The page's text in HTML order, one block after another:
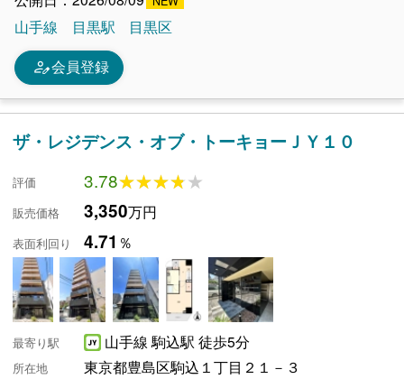
山手線
目黒駅 目黒区
person_edit会員登録
ザ・レジデンス・オブ・トーキョーＪＹ１０
評価 3.78★★★★★
★★★★★
販売価格 3,350万円
表面利回り 4.71 ％
最寄り駅 山手線 駒込駅 徒歩5分
所在地 東京都豊島区駒込１丁目２１－３